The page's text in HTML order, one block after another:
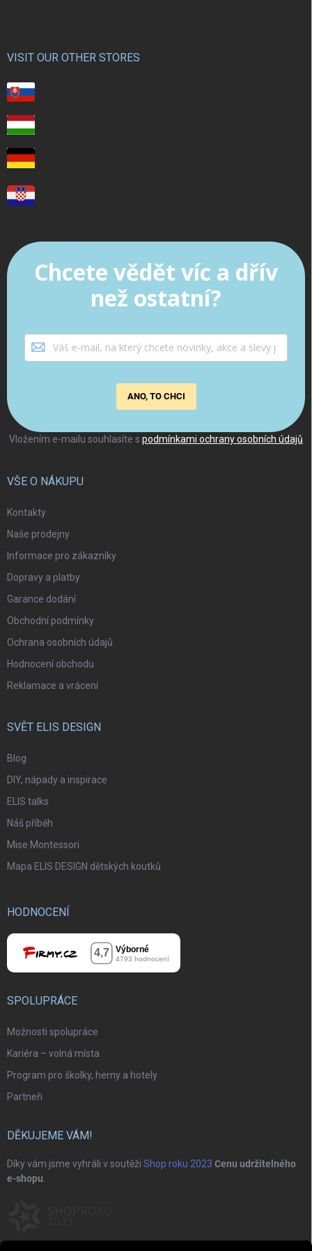
Vložením e-mailu souhlasíte s podmínkami ochrany osobních údajů
Chcete vědět víc a dřív
než ostatní?
ANO, TO CHCI
VISIT OUR OTHER STORES
VŠE O NÁKUPU
Kontakty
Naše prodejny
Informace pro zákazníky
Dopravy a platby
Garance dodání
Obchodní podmínky
Ochrana osobních údajů
Hodnocení obchodu
Reklamace a vrácení
SVĚT ELIS DESIGN
Blog
DIY, nápady a inspirace
ELIS talks
Náš příběh
Mise Montessori
Mapa ELIS DESIGN dětských koutků
HODNOCENÍ
SPOLUPRÁCE
Možnosti spolupráce
Kariéra – volná místa
Program pro školky, herny a hotely
Partneři
DĚKUJEME VÁM!
Díky vám jsme vyhráli v soutěži Shop roku 2023 Cenu udržitelného
e-shopu